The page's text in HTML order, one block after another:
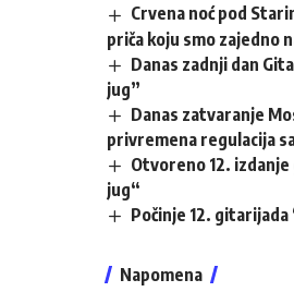
Crvena noć pod
priča koju smo zajedno
Danas zadnji dan
jug”
Danas zatvaranje
privremena regulacija
Otvoreno 12.
jug“
Počinje 12.
Napomena